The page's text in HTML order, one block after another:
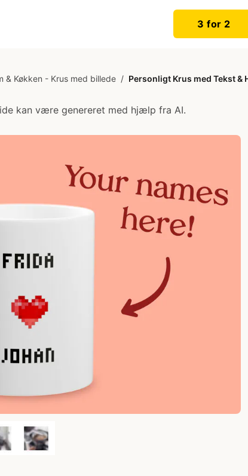
3 for 2
& Køkken - Krus med billede / Personligt Krus med Tekst &
kan være genereret med hjælp fra AI.